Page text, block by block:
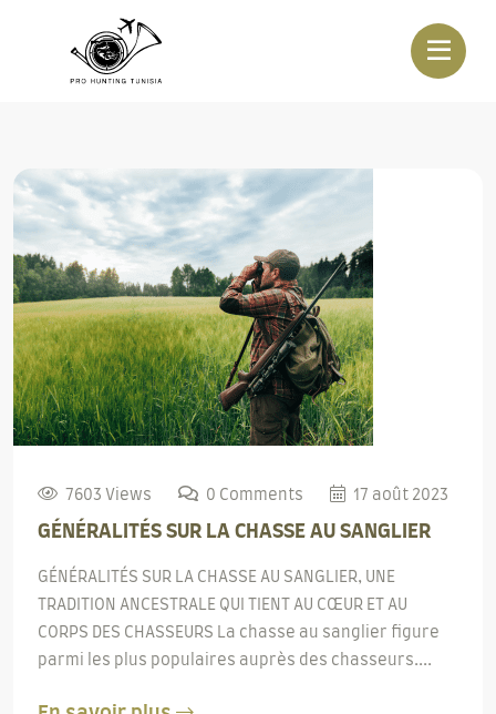
7603 Views 0 Comments 17 août 2023
GÉNÉRALITÉS SUR LA CHASSE AU SANGLIER
GÉNÉRALITÉS SUR LA CHASSE AU SANGLIER, UNE
TRADITION ANCESTRALE QUI TIENT AU CŒUR ET AU
CORPS DES CHASSEURS La chasse au sanglier figure
parmi les plus populaires auprès des chasseurs....